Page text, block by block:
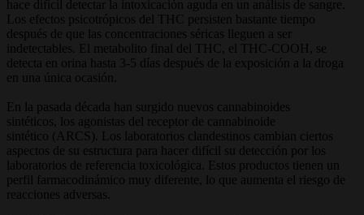
hace difícil detectar la intoxicación aguda en un análisis de sangre.
Los efectos psicotrópicos del THC persisten bastante tiempo
después de que las concentraciones séricas lleguen a ser
indetectables. El metabolito final del THC, el THC-COOH, se
detecta en orina hasta 3-5 días después de la exposición a la droga
en una única ocasión.
En la pasada década han surgido nuevos cannabinoides
sintéticos, los agonistas del receptor de cannabinoide
sintético (ARCS). Los laboratorios clandestinos cambian ciertos
aspectos de su estructura para hacer difícil su detección por los
laboratorios de referencia toxicológica. Estos productos tienen un
perfil farmacodinámico muy diferente, lo que aumenta el riesgo de
reacciones adversas.